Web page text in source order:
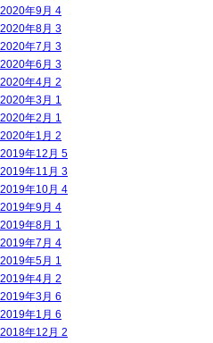
2020年9月 4
2020年8月 3
2020年7月 3
2020年6月 3
2020年4月 2
2020年3月 1
2020年2月 1
2020年1月 2
2019年12月 5
2019年11月 3
2019年10月 4
2019年9月 4
2019年8月 1
2019年7月 4
2019年5月 1
2019年4月 2
2019年3月 6
2019年1月 6
2018年12月 2